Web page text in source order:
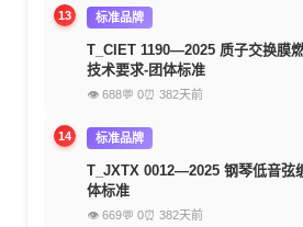
13 标准品牌
T_CIET 1190—2025 质子交换膜
技术要求-团体标准
👁 688💬 0⏰ 382天前
14 标准品牌
T_JXTX 0012—2025 钢琴低音弦
体标准
👁 669💬 0⏰ 382天前